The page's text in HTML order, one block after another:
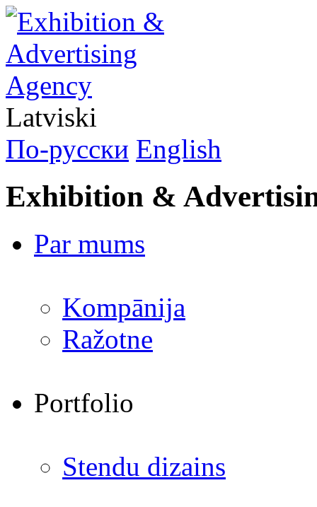
Latviski
По-русски English
Exhibition &
Par mums
Kompānija
Ražotne
Portfolio
Stendu dizains